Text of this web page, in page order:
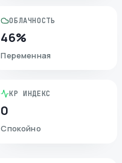
ОБЛАЧНОСТЬ
46%
Переменная
KP ИНДЕКС
0
Спокойно